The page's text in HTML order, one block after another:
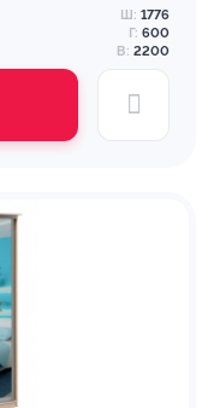
Ш: 1776
Г: 600
В: 2200